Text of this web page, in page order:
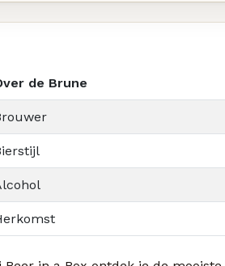
de Brune